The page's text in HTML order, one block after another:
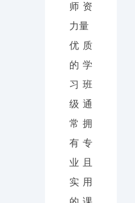
师资
力量
优质
的学
习班
级通
常拥
有专
业且
实用